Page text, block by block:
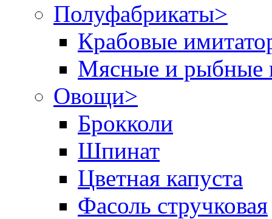
Полуфабрикаты>
Крабовые
Мясные и рыбные
Овощи>
Брокколи
Шпинат
Цветная капуста
Фасоль стручковая